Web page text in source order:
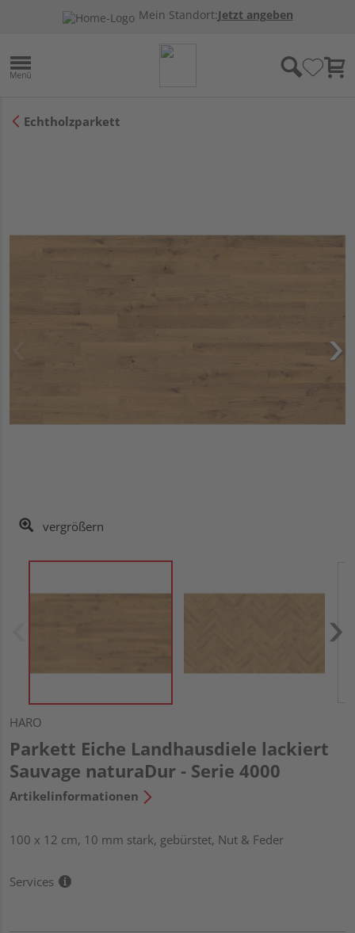
Mein Standort:Jetzt angeben
Echtholzparkett
vergrößern
HARO
Parkett Eiche Landhausdiele lackiert
Sauvage naturaDur - Serie 4000
Artikelinformationen
100 x 12 cm, 10 mm stark, gebürstet, Nut & Feder
Services